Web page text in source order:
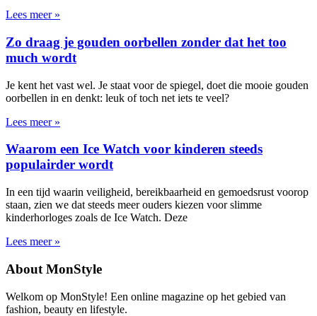
Lees meer »
Zo draag je gouden oorbellen zonder dat het too
much wordt
Je kent het vast wel. Je staat voor de spiegel, doet die mooie gouden
oorbellen in en denkt: leuk of toch net iets te veel?
Lees meer »
Waarom een Ice Watch voor kinderen steeds
populairder wordt
In een tijd waarin veiligheid, bereikbaarheid en gemoedsrust voorop
staan, zien we dat steeds meer ouders kiezen voor slimme
kinderhorloges zoals de Ice Watch. Deze
Lees meer »
About MonStyle
Welkom op MonStyle! Een online magazine op het gebied van
fashion, beauty en lifestyle.